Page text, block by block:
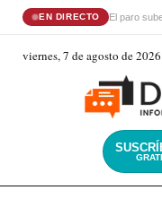
EN DIRECTO El paro
viernes, 7 de agosto de 2026